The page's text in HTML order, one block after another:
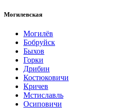
Могилевская
Могилёв
Бобруйск
Быхов
Горки
Дрибин
Костюковичи
Кричев
Мстиславль
Осиповичи